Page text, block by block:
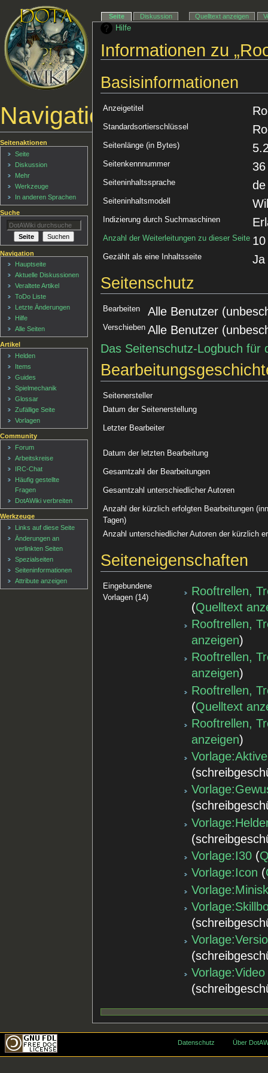
Hilfe
Informationen zu
Basisinformationen
Anzeigetitel
Standardsortierschlüssel
Seitenlänge (in Bytes)
Seitenkennnummer 36
Seiteninhaltssprache
Seiteninhaltsmodell
Indizierung durch Suchmaschinen
Anzahl der Weiterleitungen zu dieser Seite 10
Gezählt als eine Inhaltsseite Ja
Seitenschutz
Bearbeiten Alle Benutzer
Verschieben Alle Benutzer
Das Seitenschutz-Logbuch für
Seitenersteller
Datum der Seitenerstellung
Letzter Bearbeiter
Datum der letzten Bearbeitung
Gesamtzahl der Bearbeitungen
Gesamtzahl unterschiedlicher Autoren
Anzahl der kürzlich erfolgten Bearbeitungen
Tagen)
Anzahl unterschiedlicher Autoren der kürzlich
Seiteneigenschaften
Eingebundene
Vorlagen (14)
Rooftrellen,
(Quelltext
Rooftrellen,
anzeigen)
Rooftrellen,
anzeigen)
Rooftrellen,
(Quelltext
Rooftrellen,
anzeigen)
Vorlage:I30 (
Vorlage:Icon (
Navigationsmenü
Seite Diskussion Quelltext anzeigen
Seitenaktionen
Seite
Diskussion
Mehr
Werkzeuge
In anderen Sprachen
Suche
Navigation
Hauptseite
Aktuelle Diskussionen
Veraltete Artikel
ToDo Liste
Letzte Änderungen
Hilfe
Alle Seiten
Artikel
Helden
Items
Guides
Spielmechanik
Glossar
Zufällige Seite
Vorlagen
Community
Forum
Arbeitskreise
IRC-Chat
Häufig gestellte
Fragen
DotAWiki verbreiten
Werkzeuge
Links auf diese Seite
Änderungen an
verlinkten Seiten
Spezialseiten
Seiten­informationen
Attribute anzeigen
Datenschutz Über